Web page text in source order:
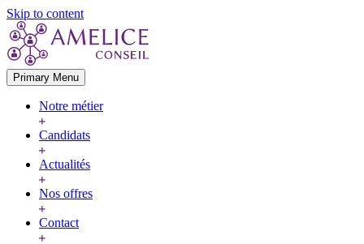
Skip to content
Primary Menu
Notre métier
Candidats
Actualités
Nos offres
Contact